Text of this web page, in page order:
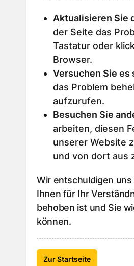
Aktualisieren Sie
der Seite das
Tastatur oder
Browser.
Versuchen Sie es
das Problem
aufzurufen.
Besuchen Sie
arbeiten, diesen
unserer Website
und von dort aus
Wir entschuldigen
Ihnen für Ihr
behoben ist und Sie
können.
Zur Startseite